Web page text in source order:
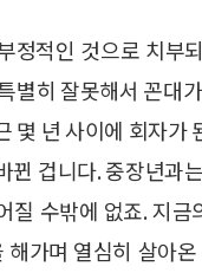
정적인 것으로 치부
별히 잘못해서 꼰대
몇 년 사이에 회자가
뀐 겁니다. 중장년과
질 수밖에 없죠. 지
가며 열심히 살아